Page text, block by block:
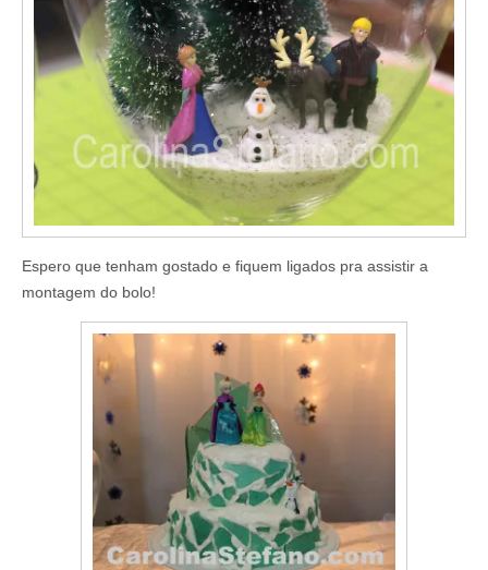
Espero que tenham gostado e fiquem ligados pra assistir a
montagem do bolo!